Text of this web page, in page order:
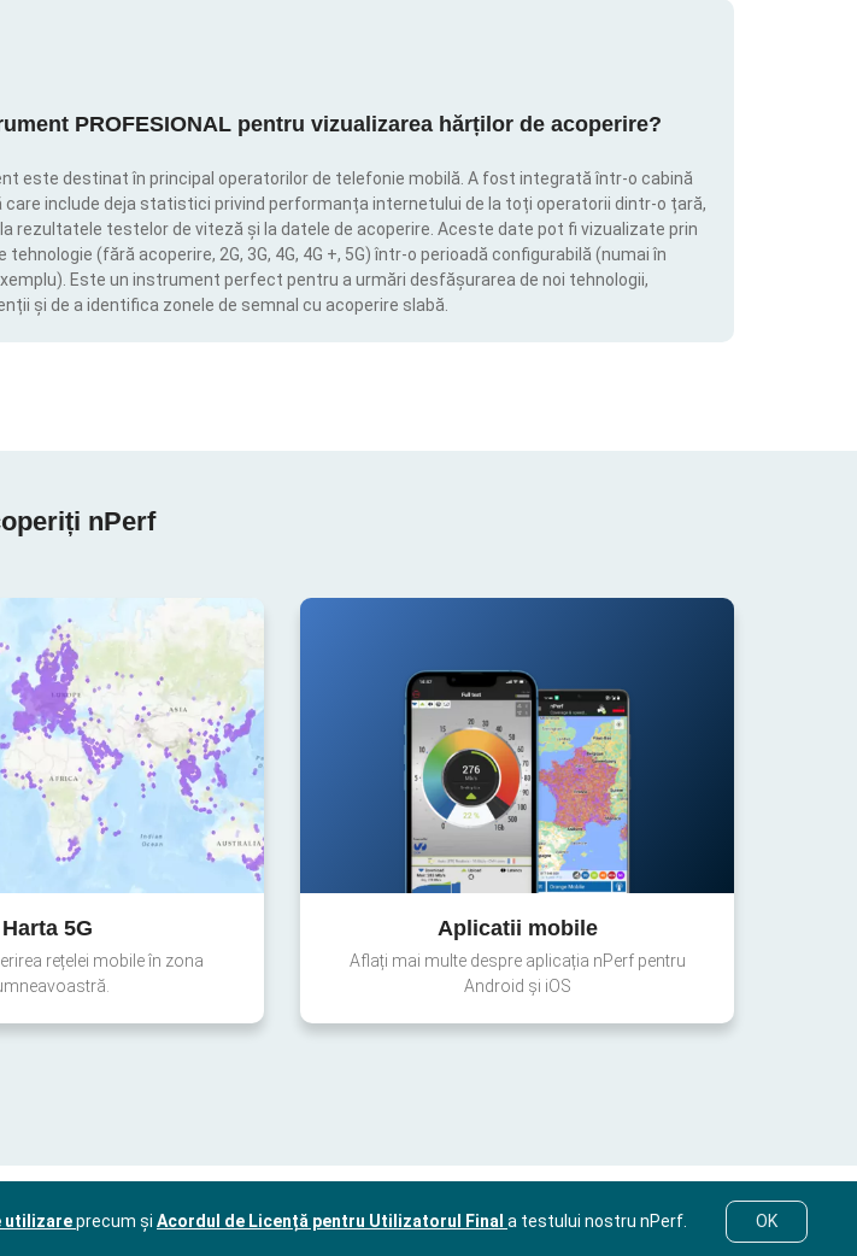
PROFESIONAL pentru vizualizarea hărților de acoperire?
este destinat în principal operatorilor de telefonie mobilă. A fost integrată într-o cabină
care include deja statistici privind performanța internetului de la toți operatorii dintr-o țară,
rezultatele testelor de viteză și la datele de acoperire. Aceste date pot fi vizualizate prin
tehnologie (fără acoperire, 2G, 3G, 4G, 4G +, 5G) într-o perioadă configurabilă (numai în
Este un instrument perfect pentru a urmări desfășurarea de noi tehnologii,
și de a identifica zonele de semnal cu acoperire slabă.
nPerf
Harta 5G
rețelei mobile în zona
Aplicatii mobile
Aflați mai multe despre aplicația nPerf pentru
Android și iOS
utilizareprecum și Acordul de Licență pentru Utilizatorul Final a testului nostru nPerf. OK